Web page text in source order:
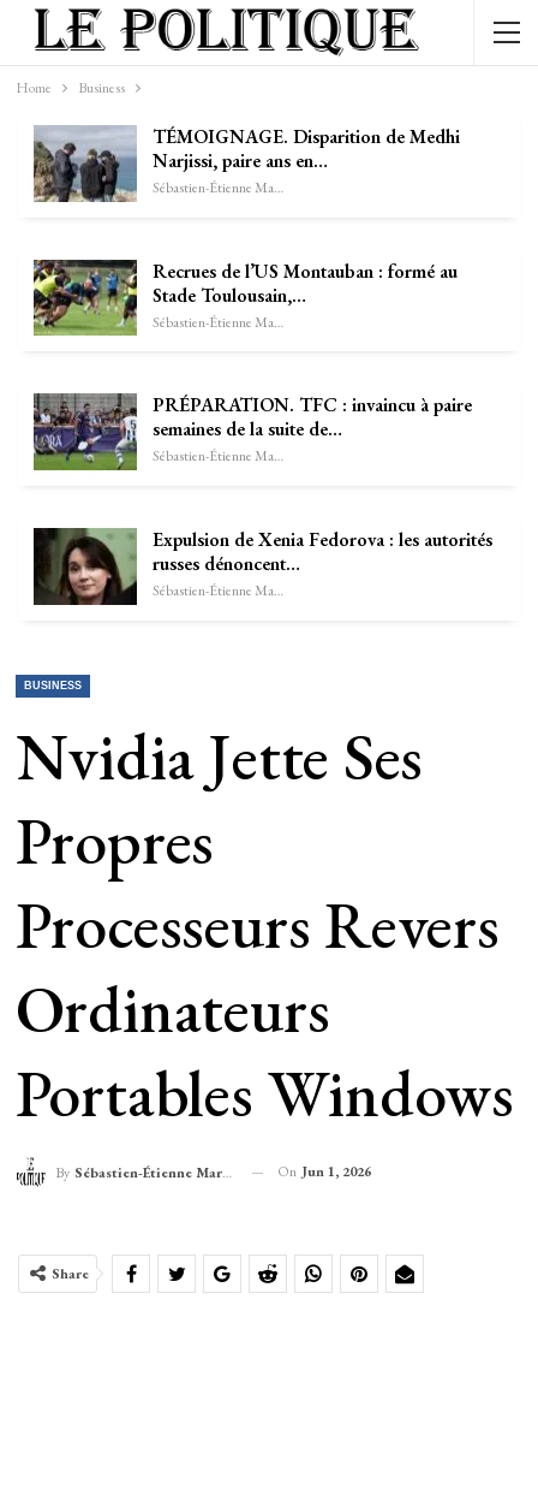
Home Business
TÉMOIGNAGE. Disparition de Medhi
Narjissi, paire ans en…
Sébastien-Étienne Marechal
Recrues de l’US Montauban : formé au
Stade Toulousain,…
Sébastien-Étienne Marechal
PRÉPARATION. TFC : invaincu à paire
semaines de la suite de…
Sébastien-Étienne Marechal
Expulsion de Xenia Fedorova : les autorités
russes dénoncent…
Sébastien-Étienne Marechal
BUSINESS
Nvidia Jette Ses
Propres
Processeurs Revers
Ordinateurs
Portables Windows
By Sébastien-Étienne Marechal On Jun 1, 2026
Share